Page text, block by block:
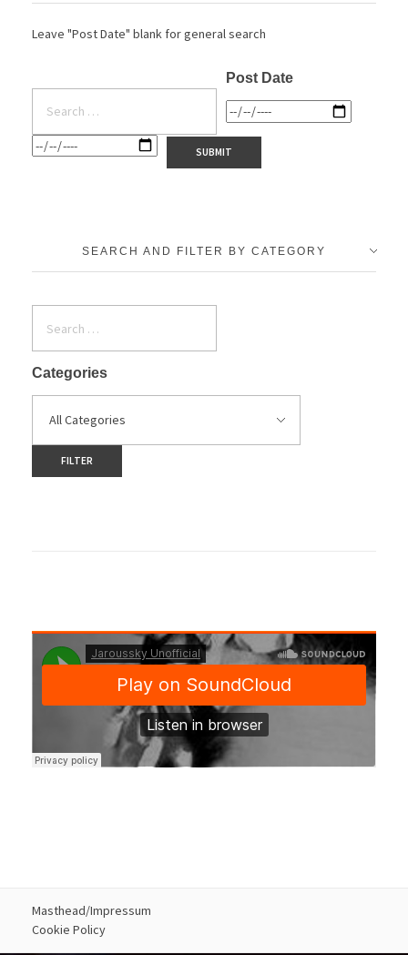
Leave "Post Date" blank for general search
Post Date
SEARCH AND FILTER BY CATEGORY
Categories
Masthead/Impressum
Cookie Policy